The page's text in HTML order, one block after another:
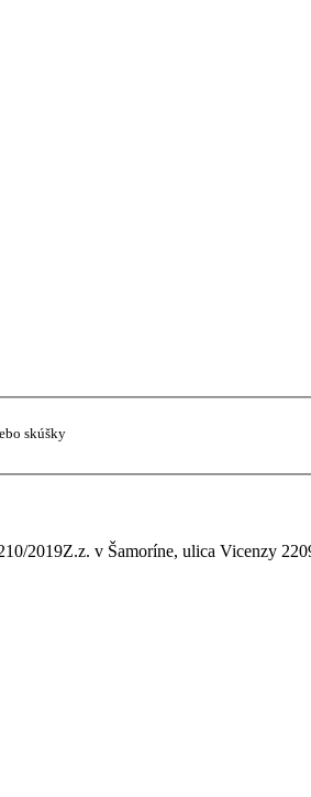
skúšky
2019Z.z. v Šamoríne, ulica Vicenzy